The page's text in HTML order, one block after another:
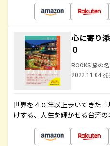
心に寄り
０
BOOKS 旅の
2022.11.04 発
世界を４０年以上歩いてきた
けする、人生を輝かせる台湾